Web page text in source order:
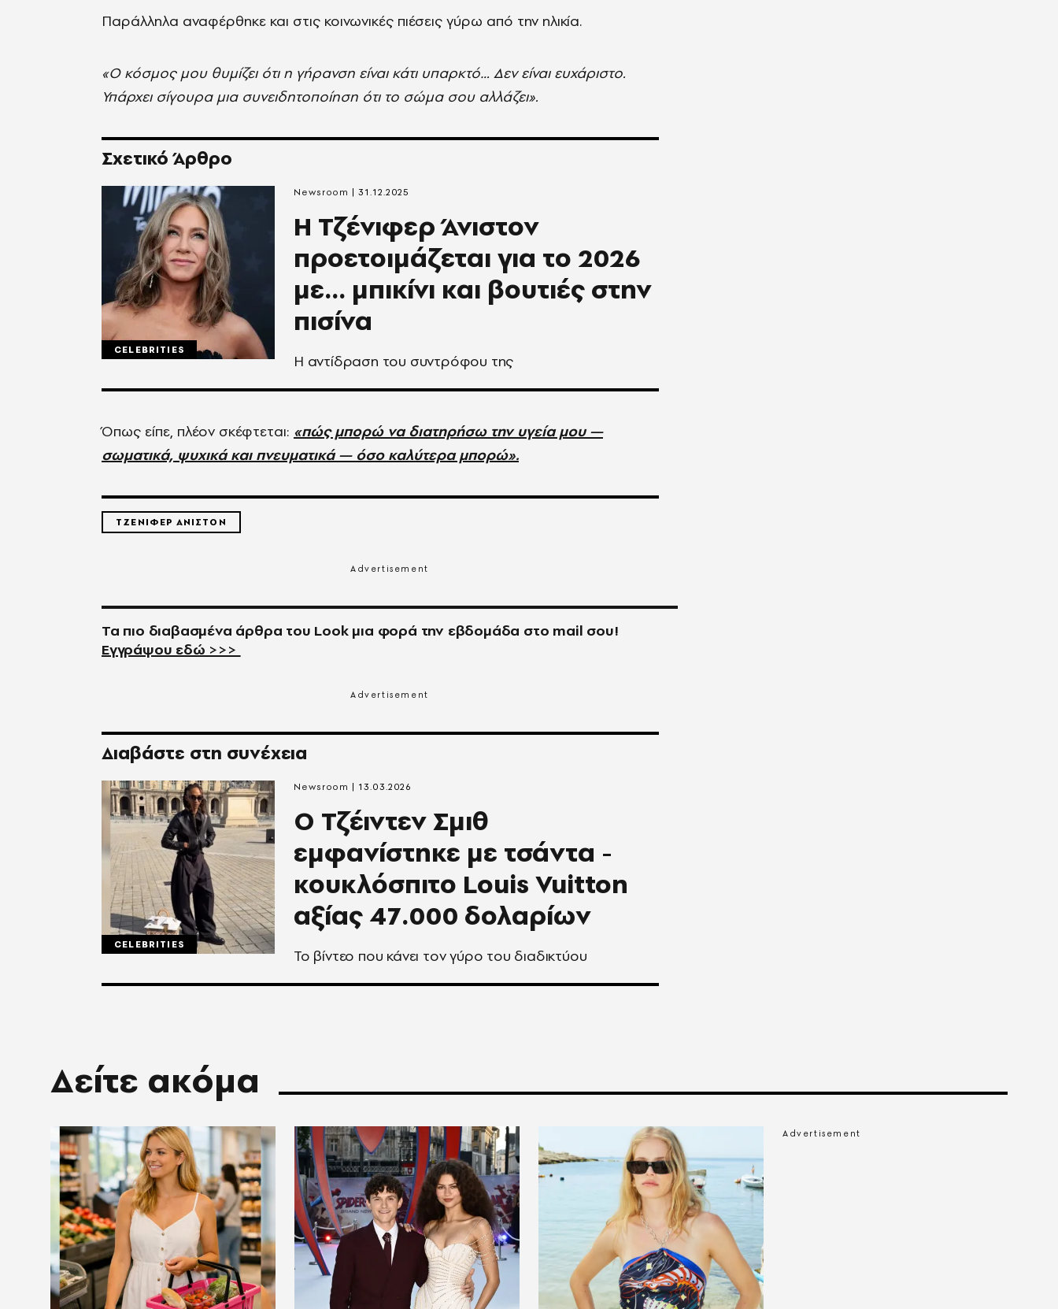
Παράλληλα αναφέρθηκε και στις κοινωνικές πιέσεις γύρω από την ηλικία.
«Ο κόσμος μου θυμίζει ότι η γήρανση είναι κάτι υπαρκτό… Δεν είναι ευχάριστο.
Υπάρχει σίγουρα μια συνειδητοποίηση ότι το σώμα σου αλλάζει».
Σχετικό Άρθρο
CELEBRITIES
Η Τζένιφερ Άνιστον
προετοιμάζεται για το 2026
με... μπικίνι και βουτιές στην
πισίνα
Η αντίδραση του συντρόφου της
Newsroom 31.12.2025
Όπως είπε, πλέον σκέφτεται: «πώς μπορώ να διατηρήσω την υγεία μου —
σωματικά, ψυχικά και πνευματικά — όσο καλύτερα μπορώ».
ΤΖΕΝΙΦΕΡ ΑΝΙΣΤΟΝ
Τα πιο διαβασμένα άρθρα του Look μια φορά την εβδομάδα στο mail σου!
Εγγράψου εδώ >>>
Διαβάστε στη συνέχεια
CELEBRITIES
Ο Τζέιντεν Σμιθ
εμφανίστηκε με τσάντα -
κουκλόσπιτο Louis Vuitton
αξίας 47.000 δολαρίων
Το βίντεο που κάνει τον γύρο του διαδικτύου
Newsroom 13.03.2026
Δείτε ακόμα